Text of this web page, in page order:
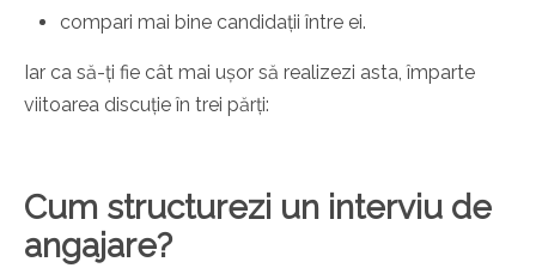
compari mai bine candidații între ei.
Iar ca să-ți fie cât mai ușor să realizezi asta, împarte
viitoarea discuție în trei părți:
Cum structurezi un interviu de
angajare?